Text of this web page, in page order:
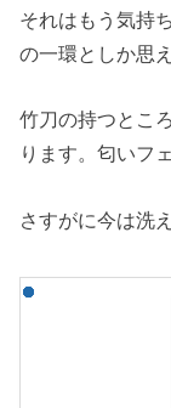
それはもう気持
の一環としか思
竹刀の持つとこ
ります。匂いフ
さすがに今は洗